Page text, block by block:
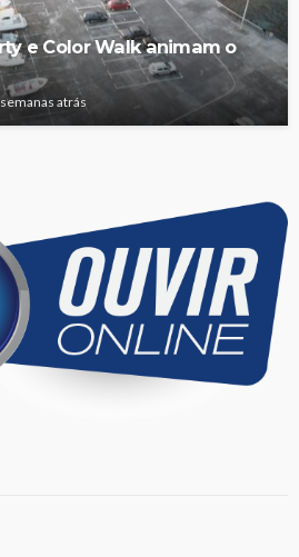
e Color Walk animam o
atrás